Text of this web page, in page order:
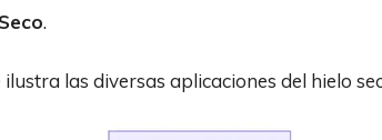
.
las diversas aplicaciones del hielo